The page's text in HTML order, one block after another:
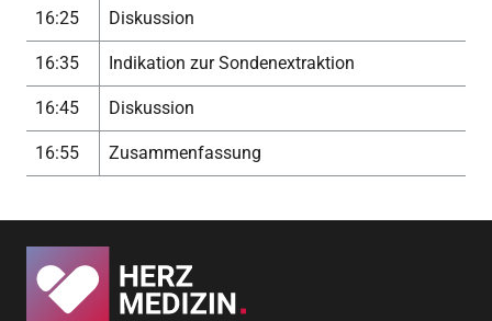
16:25 Diskussion
16:35 Indikation zur Sondenextraktion
16:45 Diskussion
16:55 Zusammenfassung